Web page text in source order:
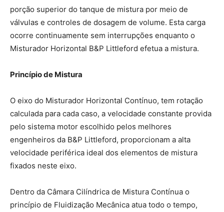
porção superior do tanque de mistura por meio de
válvulas e controles de dosagem de volume. Esta carga
ocorre continuamente sem interrupções enquanto o
Misturador Horizontal B&P Littleford efetua a mistura.
Princípio de Mistura
O eixo do Misturador Horizontal Contínuo, tem rotação
calculada para cada caso, a velocidade constante provida
pelo sistema motor escolhido pelos melhores
engenheiros da B&P Littleford, proporcionam a alta
velocidade periférica ideal dos elementos de mistura
fixados neste eixo.
Dentro da Câmara Cilíndrica de Mistura Contínua o
princípio de Fluidização Mecânica atua todo o tempo,